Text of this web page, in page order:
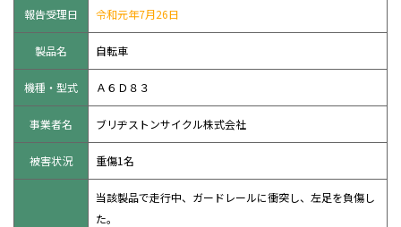
報告受理日 令和元年7月26日
製品名 自転車
機種・型式 Ａ６Ｄ８３
事業者名 ブリヂストンサイクル株式会社
被害状況 重傷1名
当該製品で走行中、ガードレールに衝突し、左足を負傷し
た。